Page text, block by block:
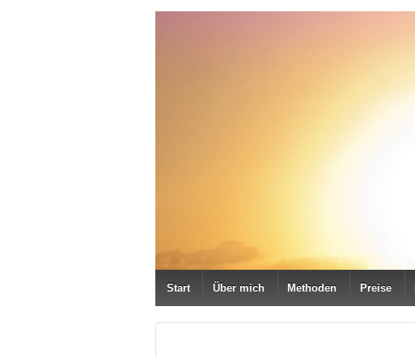
Start Über mich Methoden Preise